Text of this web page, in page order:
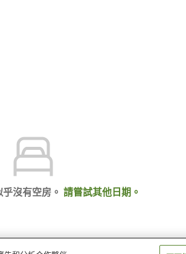
沒有空房。 請嘗試其他日期。